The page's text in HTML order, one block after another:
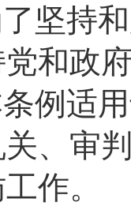
坚持和
和政
例适用
、审
作。